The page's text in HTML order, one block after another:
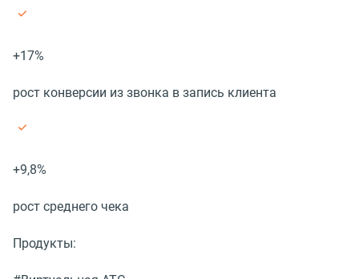
+17%
рост конверсии из звонка в запись клиента
+9,8%
рост среднего чека
Продукты: